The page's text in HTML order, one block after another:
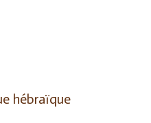
hébraïque